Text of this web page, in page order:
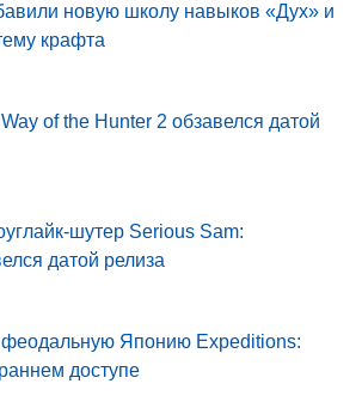
новую школу навыков «Дух» и
крафта
of the Hunter 2 обзавелся датой
шутер Serious Sam:
датой релиза
феодальную Японию Expeditions:
доступе